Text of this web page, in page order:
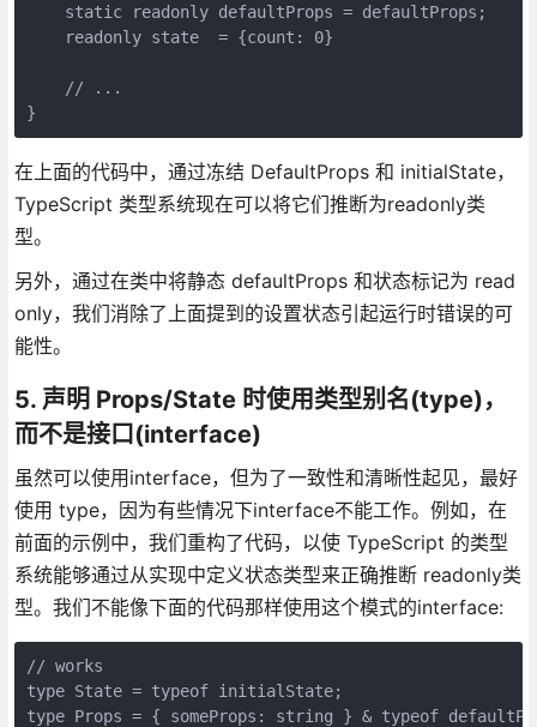
    static readonly defaultProps = defaultProps;
    readonly state  = {count: 0}
    // ...
}
在上面的代码中，通过冻结 DefaultProps 和 initialState，
TypeScript 类型系统现在可以将它们推断为readonly类
型。
另外，通过在类中将静态 defaultProps 和状态标记为 read
only，我们消除了上面提到的设置状态引起运行时错误的可
能性。
5. 声明 Props/State 时使用类型别名(type)，
而不是接口(interface)
虽然可以使用interface，但为了一致性和清晰性起见，最好
使用 type，因为有些情况下interface不能工作。例如，在
前面的示例中，我们重构了代码，以使 TypeScript 的类型
系统能够通过从实现中定义状态类型来正确推断 readonly类
型。我们不能像下面的代码那样使用这个模式的interface:
// works
type State = typeof initialState;
type Props = { someProps: string } & typeof